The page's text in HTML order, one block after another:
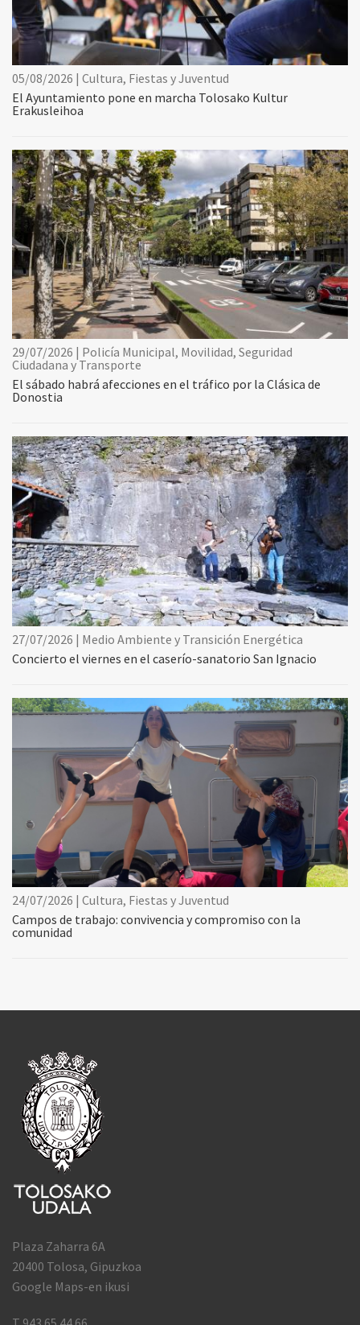
05/08/2026 | Cultura, Fiestas y Juventud
El Ayuntamiento pone en marcha Tolosako Kultur
Erakusleihoa
29/07/2026 | Policía Municipal, Movilidad, Seguridad
Ciudadana y Transporte
El sábado habrá afecciones en el tráfico por la Clásica de
Donostia
27/07/2026 | Medio Ambiente y Transición Energética
Concierto el viernes en el caserío-sanatorio San Ignacio
24/07/2026 | Cultura, Fiestas y Juventud
Campos de trabajo: convivencia y compromiso con la
comunidad
Plaza Zaharra 6A
20400 Tolosa, Gipuzkoa
Google Maps-en ikusi